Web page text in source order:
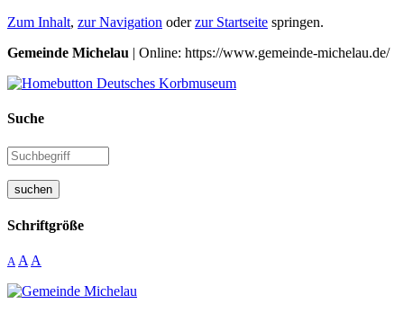
Zum Inhalt, zur Navigation oderzur Startseite springen.
Gemeinde Michelau | Online: https://www.gemeinde-michelau.de/
Suche
suchen
Schriftgröße
A A A